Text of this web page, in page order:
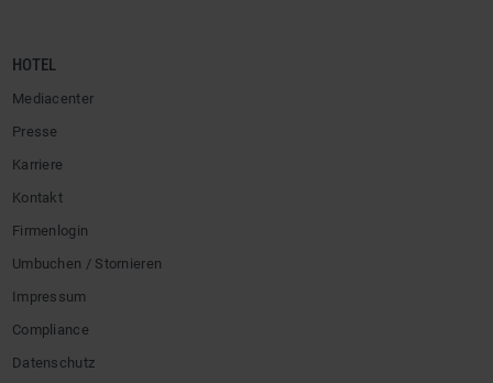
HOTEL
Mediacenter
Presse
Karriere
Kontakt
Firmenlogin
Umbuchen / Stornieren
Impressum
Compliance
Datenschutz